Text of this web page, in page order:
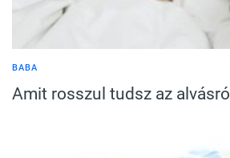
BABA
Amit rosszul tudsz az alvásról